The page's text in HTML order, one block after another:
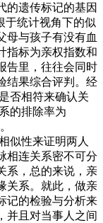
的遗传标记的基因
于统计视角下的似
母与孩子有没有血
指标为亲权指数和
告里，往往会同时
结果综合评判。经
否相符来确认关
的排除率为
似性来证明两人
相连关系密不可分
系，总的来说，亲
关系。就此，做亲
记的检验与分析来
并且对当事人之间